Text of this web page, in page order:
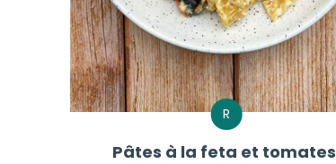
R
Pâtes à la feta et tomates